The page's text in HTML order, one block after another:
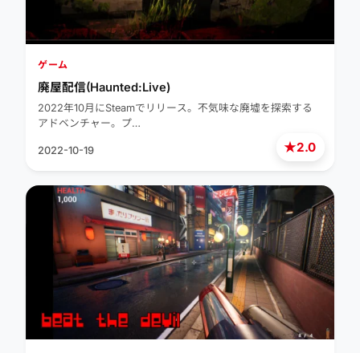
★2.0
ゲーム
廃屋配信(Haunted:Live)
2022年10月にSteamでリリース。不気味な廃墟を探索する
アドベンチャー。プ…
2022-10-19